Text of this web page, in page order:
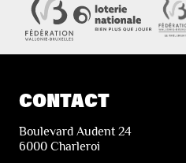
CONTACT
Boulevard Audent 24
6000 Charleroi